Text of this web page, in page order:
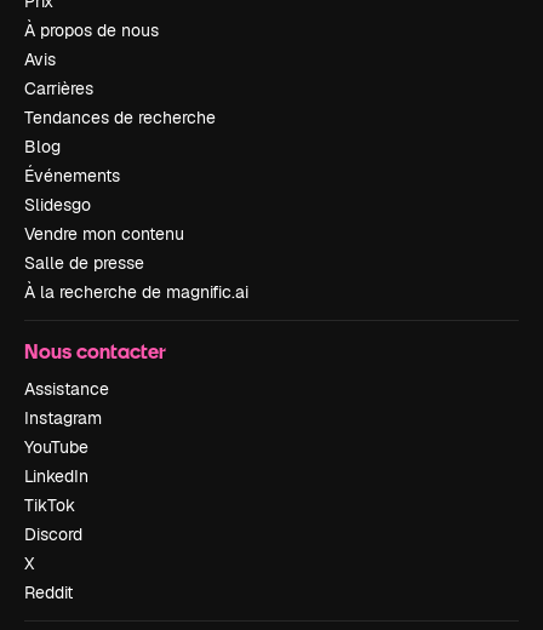
À propos de nous
Avis
Carrières
Tendances de recherche
Blog
Événements
Slidesgo
Vendre mon contenu
Salle de presse
À la recherche de magnific.ai
Nous contacter
Assistance
Instagram
YouTube
LinkedIn
TikTok
Discord
X
Reddit